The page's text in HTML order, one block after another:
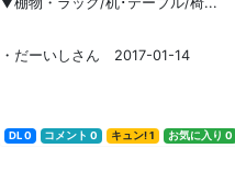
・だーいしさん 2017-01-14
DL 0 コメント 0 キュン! 1 お気に入り 0